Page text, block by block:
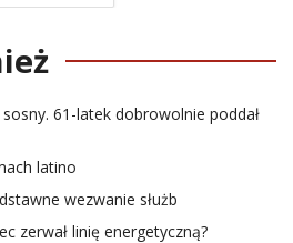
61-latek dobrowolnie poddał
latino
wezwanie służb
zerwał linię energetyczną?